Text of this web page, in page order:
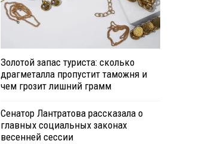
Золотой запас туриста: сколько
драгметалла пропустит таможня и
чем грозит лишний грамм
Сенатор Лантратова рассказала о
главных социальных законах
весенней сессии